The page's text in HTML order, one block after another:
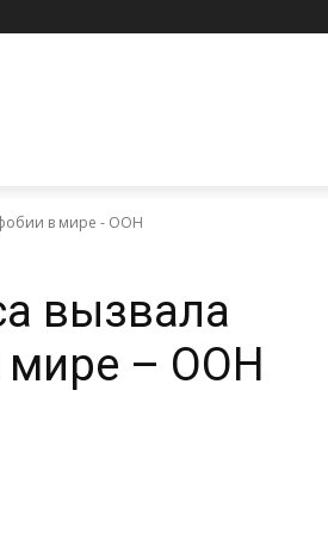
в мире - ООН
вызвала
мире – ООН